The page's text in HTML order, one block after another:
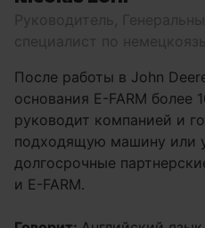
Руководитель,
специалист по
После работы в John
основания E-FARM более
руководит компанией и
подходящую машину или
долгосрочные
и E-FARM.